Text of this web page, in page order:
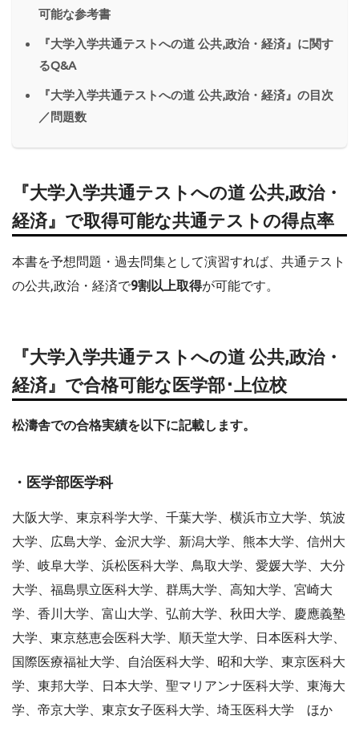
可能な参考書
『大学入学共通テストへの道 公共,政治・経済』に関す
るQ&A
『大学入学共通テストへの道 公共,政治・経済』の目次
／問題数
『大学入学共通テストへの道 公共,政治・
経済』で取得可能な共通テストの得点率
本書を予想問題・過去問集として演習すれば、共通テスト
の公共,政治・経済で9割以上取得が可能です。
『大学入学共通テストへの道 公共,政治・
経済』で合格可能な医学部･上位校
松濤舎での合格実績を以下に記載します。
・医学部医学科
大阪大学、東京科学大学、千葉大学、横浜市立大学、筑波
大学、広島大学、金沢大学、新潟大学、熊本大学、信州大
学、岐阜大学、浜松医科大学、鳥取大学、愛媛大学、大分
大学、福島県立医科大学、群馬大学、高知大学、宮崎大
学、香川大学、富山大学、弘前大学、秋田大学、慶應義塾
大学、東京慈恵会医科大学、順天堂大学、日本医科大学、
国際医療福祉大学、自治医科大学、昭和大学、東京医科大
学、東邦大学、日本大学、聖マリアンナ医科大学、東海大
学、帝京大学、東京女子医科大学、埼玉医科大学 ほか